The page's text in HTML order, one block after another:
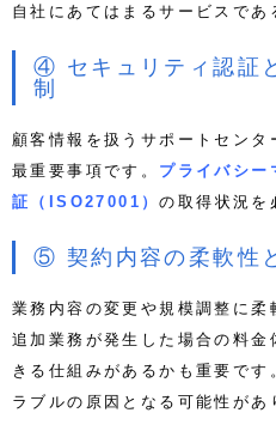
自社にあてはまるサービスであ
④ セキュリティ認証
制
顧客情報を扱うサポートセン
最重要事項です。 プライバシー
証（ISO27001）の取得状況を
⑤ 契約内容の柔軟性
業務内容の変更や規模調整に柔
追加業務が発生した場合の料
きる仕組みがあるかも重要です
ラブルの原因となる可能性があ